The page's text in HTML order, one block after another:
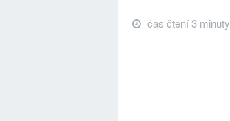
čas čtení 3 minuty